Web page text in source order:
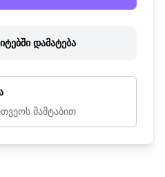
დამატება
მაშტაბით